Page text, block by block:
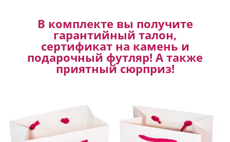
В комплекте вы получите
гарантийный талон,
сертификат на камень и
подарочный футляр! А также
приятный сюрприз!